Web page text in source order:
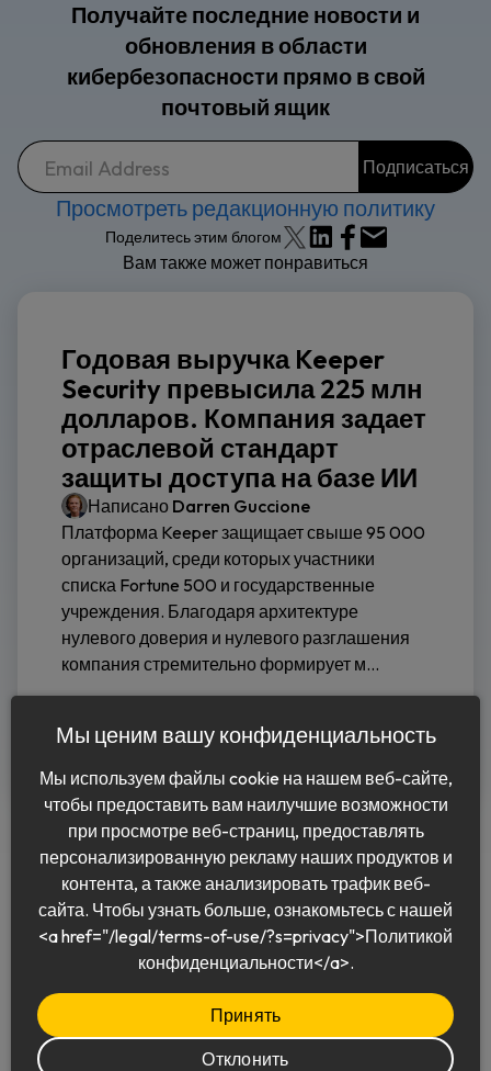
Получайте последние новости и
обновления в области
кибербезопасности прямо в свой
почтовый ящик
Просмотреть редакционную политику
Поделитесь этим блогом
Вам также может понравиться
Годовая выручка Keeper
Security превысила 225 млн
долларов. Компания задает
отраслевой стандарт
защиты доступа на базе ИИ
Написано Darren Guccione
Платформа Keeper защищает свыше 95 000
организаций, среди которых участники
списка Fortune 500 и государственные
учреждения. Благодаря архитектуре
нулевого доверия и нулевого разглашения
компания стремительно формирует м...
Читать дальше
Pусский
Мы ценим вашу конфиденциальность
Мы используем файлы cookie на нашем веб-сайте,
чтобы предоставить вам наилучшие возможности
при просмотре веб-страниц, предоставлять
персонализированную рекламу наших продуктов и
контента, а также анализировать трафик веб-
сайта. Чтобы узнать больше, ознакомьтесь с нашей
<a href="/legal/terms-of-use/?s=privacy">Политикой
конфиденциальности</a>.
Принять
Отклонить